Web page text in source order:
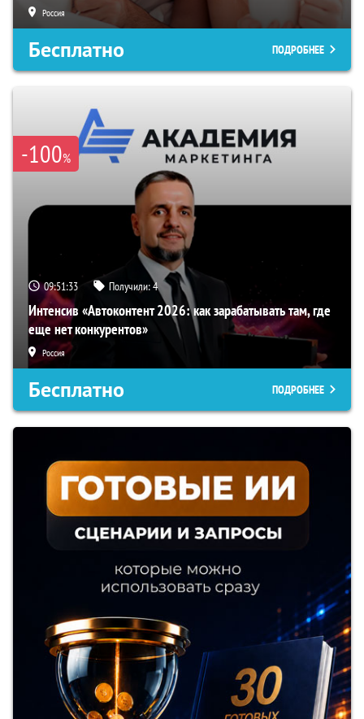
Россия
Бесплатно ПОДРОБНЕЕ
-100%
09:51:32 Получили:4
Интенсив «Автоконтент 2026: как зарабатывать там, где
еще нет конкурентов»
Россия
Бесплатно ПОДРОБНЕЕ